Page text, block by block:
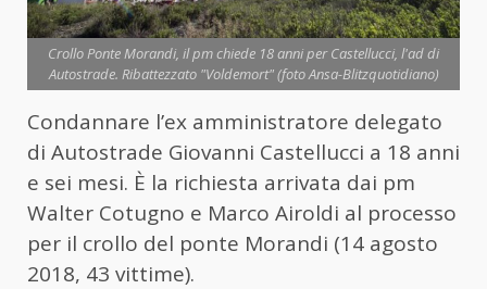
Crollo Ponte Morandi, il pm chiede 18 anni per Castellucci, l'ad di
Autostrade. Ribattezzato "Voldemort" (foto Ansa-Blitzquotidiano)
Condannare l’ex amministratore delegato
di Autostrade Giovanni Castellucci a 18 anni
e sei mesi. È la richiesta arrivata dai pm
Walter Cotugno e Marco Airoldi al processo
per il crollo del ponte Morandi (14 agosto
2018, 43 vittime).